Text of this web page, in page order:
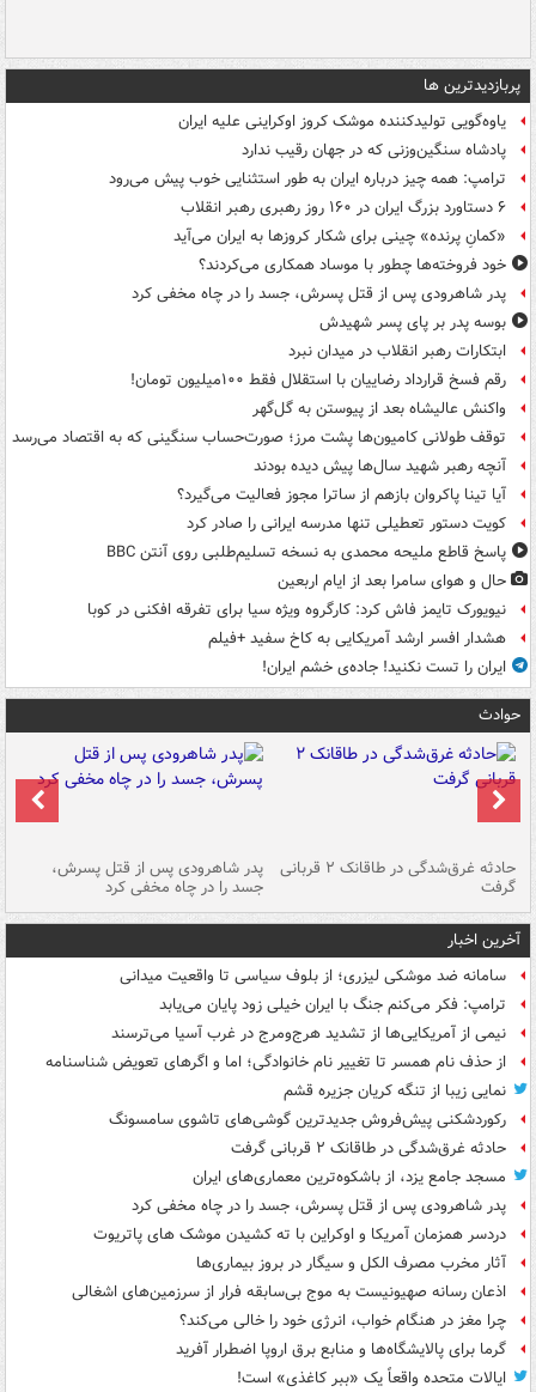
پربازدیدترین ها
یاوه‌گویی تولیدکننده موشک کروز اوکراینی علیه ایران
پادشاه سنگین‌وزنی که در جهان رقیب ندارد
ترامپ: همه چیز درباره ایران به طور استثنایی خوب پیش می‌رود
۶ دستاورد بزرگ ایران در ۱۶۰ روز رهبری رهبر انقلاب
«کمانِ پرنده» چینی برای شکار کروزها به ایران می‌آید
خود فروخته‌ها چطور با موساد همکاری می‌کردند؟
پدر شاهرودی پس از قتل پسرش، جسد را در چاه مخفی کرد
بوسه‌ پدر بر پای پسر شهیدش
ابتکارات رهبر انقلاب در میدان نبرد
رقم فسخ قرارداد رضاییان با استقلال فقط ۱۰۰میلیون تومان!
واکنش عالیشاه بعد از پیوستن به گل‌گهر
توقف طولانی کامیون‌ها پشت مرز؛ صورت‌حساب سنگینی که به اقتصاد می‌رسد
آنچه رهبر شهید سال‌ها پیش دیده بودند
آیا تینا پاکروان بازهم از ساترا مجوز فعالیت می‌گیرد؟
کویت دستور تعطیلی تنها مدرسه ایرانی را صادر کرد
پاسخ قاطع ملیحه محمدی به نسخه تسلیم‌طلبی روی آنتن BBC
حال و هوای سامرا بعد از ایام اربعین
نیویورک تایمز فاش کرد: کارگروه ویژه سیا برای تفرقه افکنی در کوبا
هشدار افسر ارشد آمریکایی به کاخ سفید +فیلم
ایران را تست نکنید! جاده‌ی خشم ایران!
حوادث
حادثه غرق‌شدگی در طاقانک ۲ قربانی
گرفت
پدر شاهرودی پس از قتل پسرش،
جسد را در چاه مخفی کرد
آخرین اخبار
سامانه ضد موشکی لیزری؛ از بلوف سیاسی تا واقعیت میدانی
ترامپ: فکر می‌کنم جنگ با ایران خیلی زود پایان می‌یابد
نیمی از آمریکایی‌ها از تشدید هرج‌ومرج در غرب آسیا می‌ترسند
از حذف نام همسر تا تغییر نام خانوادگی؛ اما و اگرهای تعویض شناسنامه
نمایی زیبا از تنگه کریان جزیره قشم
رکوردشکنی پیش‌فروش جدیدترین گوشی‌های تاشوی سامسونگ
حادثه غرق‌شدگی در طاقانک ۲ قربانی گرفت
مسجد جامع یزد، از باشکوه‌ترین معماری‌های ایران
پدر شاهرودی پس از قتل پسرش، جسد را در چاه مخفی کرد
دردسر همزمان آمریکا و اوکراین با ته کشیدن موشک های پاتریوت
آثار مخرب مصرف الکل و سیگار در بروز بیماری‌ها
اذعان رسانه صهیونیست به موج بی‌سابقه فرار از سرزمین‌های اشغالی
چرا مغز در هنگام خواب، انرژی خود را خالی می‌کند؟
گرما برای پالایشگاه‌ها و منابع برق اروپا اضطرار آفرید
ایالات متحده واقعاً یک «ببر کاغذی» است!